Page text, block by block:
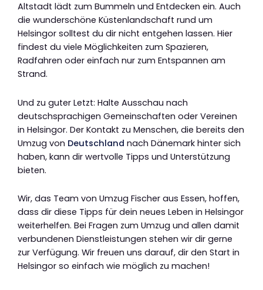
Altstadt lädt zum Bummeln und Entdecken ein. Auch
die wunderschöne Küstenlandschaft rund um
Helsingor solltest du dir nicht entgehen lassen. Hier
findest du viele Möglichkeiten zum Spazieren,
Radfahren oder einfach nur zum Entspannen am
Strand.
Und zu guter Letzt: Halte Ausschau nach
deutschsprachigen Gemeinschaften oder Vereinen
in Helsingor. Der Kontakt zu Menschen, die bereits den
Umzug von Deutschland nach Dänemark hinter sich
haben, kann dir wertvolle Tipps und Unterstützung
bieten.
Wir, das Team von Umzug Fischer aus Essen, hoffen,
dass dir diese Tipps für dein neues Leben in Helsingor
weiterhelfen. Bei Fragen zum Umzug und allen damit
verbundenen Dienstleistungen stehen wir dir gerne
zur Verfügung. Wir freuen uns darauf, dir den Start in
Helsingor so einfach wie möglich zu machen!